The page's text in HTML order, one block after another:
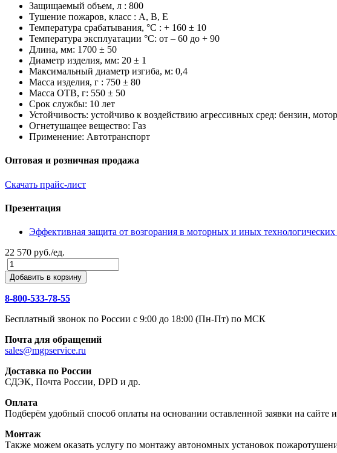
Защищаемый объем, л : 800
Тушение пожаров, класс : A, B, E
Температура срабатывания, °C : + 160 ± 10
Температура эксплуатации °C: от – 60 до + 90
Длина, мм: 1700 ± 50
Диаметр изделия, мм: 20 ± 1
Максимальный диаметр изгиба, м: 0,4
Масса изделия, г : 750 ± 80
Масса ОТВ, г: 550 ± 50
Срок службы: 10 лет
Устойчивость: устойчиво к воздействию агрессивных сред: бензин,
Огнетушащее вещество: Газ
Применение: Автотранспорт
Оптовая и розничная продажа
Скачать прайс-лист
Презентация
Эффективная защита от возгорания в моторных и иных технологических
22 570 руб./ед.
Добавить в корзину
8-800-533-78-55
Бесплатный звонок по России c 9:00 до 18:00 (Пн-Пт) по МСК
Почта для обращений
sales@mgpservice.ru
Доставка по России
СДЭК, Почта России, DPD и др.
Оплата
Подберём удобный способ оплаты на основании оставленной заявки на сайте
Монтаж
Также можем оказать услугу по монтажу автономных установок